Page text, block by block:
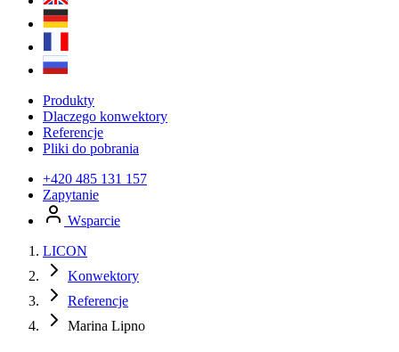
Produkty
Dlaczego konwektory
Referencje
Pliki do pobrania
+420 485 131 157
Zapytanie
Wsparcie
LICON
Konwektory
Referencje
Marina Lipno